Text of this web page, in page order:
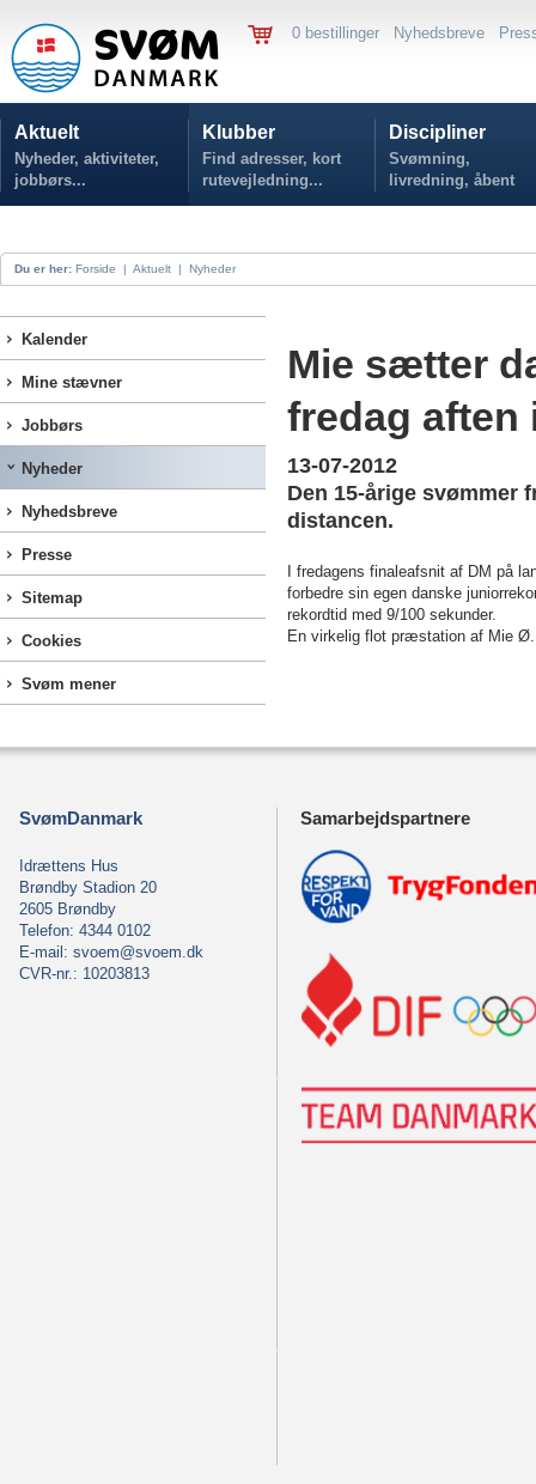
0 bestillinger Nyhedsbreve
Aktuelt
Nyheder, aktiviteter,
jobbørs...
Klubber
Find adresser, kort
rutevejledning...
Discipliner
Svømning,
livredning, åbent
vand...
Du er her: Forside | Aktuelt | Nyheder
Kalender
Mine stævner
Jobbørs
Nyheder
Nyhedsbreve
Presse
Sitemap
Cookies
Svøm mener
Mie sætter
fredag aften
13-07-2012
Den 15-årige svømmer
distancen.
I fredagens finaleafsnit af DM på
forbedre sin egen danske
rekordtid med 9/100 sekunder.
En virkelig flot præstation af Mie
SvømDanmark
Idrættens Hus
Brøndby Stadion 20
2605 Brøndby
Telefon: 4344 0102
E-mail: svoem@svoem.dk
CVR-nr.: 10203813
Samarbejdspartnere